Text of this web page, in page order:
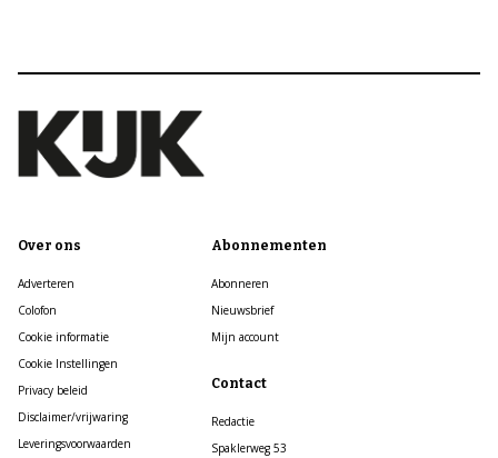
Over ons
Adverteren
Colofon
Cookie informatie
Cookie Instellingen
Privacy beleid
Disclaimer/vrijwaring
Leveringsvoorwaarden
Abonnementen
Abonneren
Nieuwsbrief
Mijn account
Contact
Redactie
Spaklerweg 53